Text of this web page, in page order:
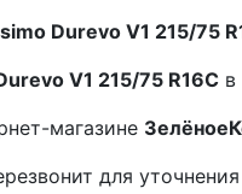
Durevo V1 215/75
V1 215/75 R16C в
магазине
для уточнения